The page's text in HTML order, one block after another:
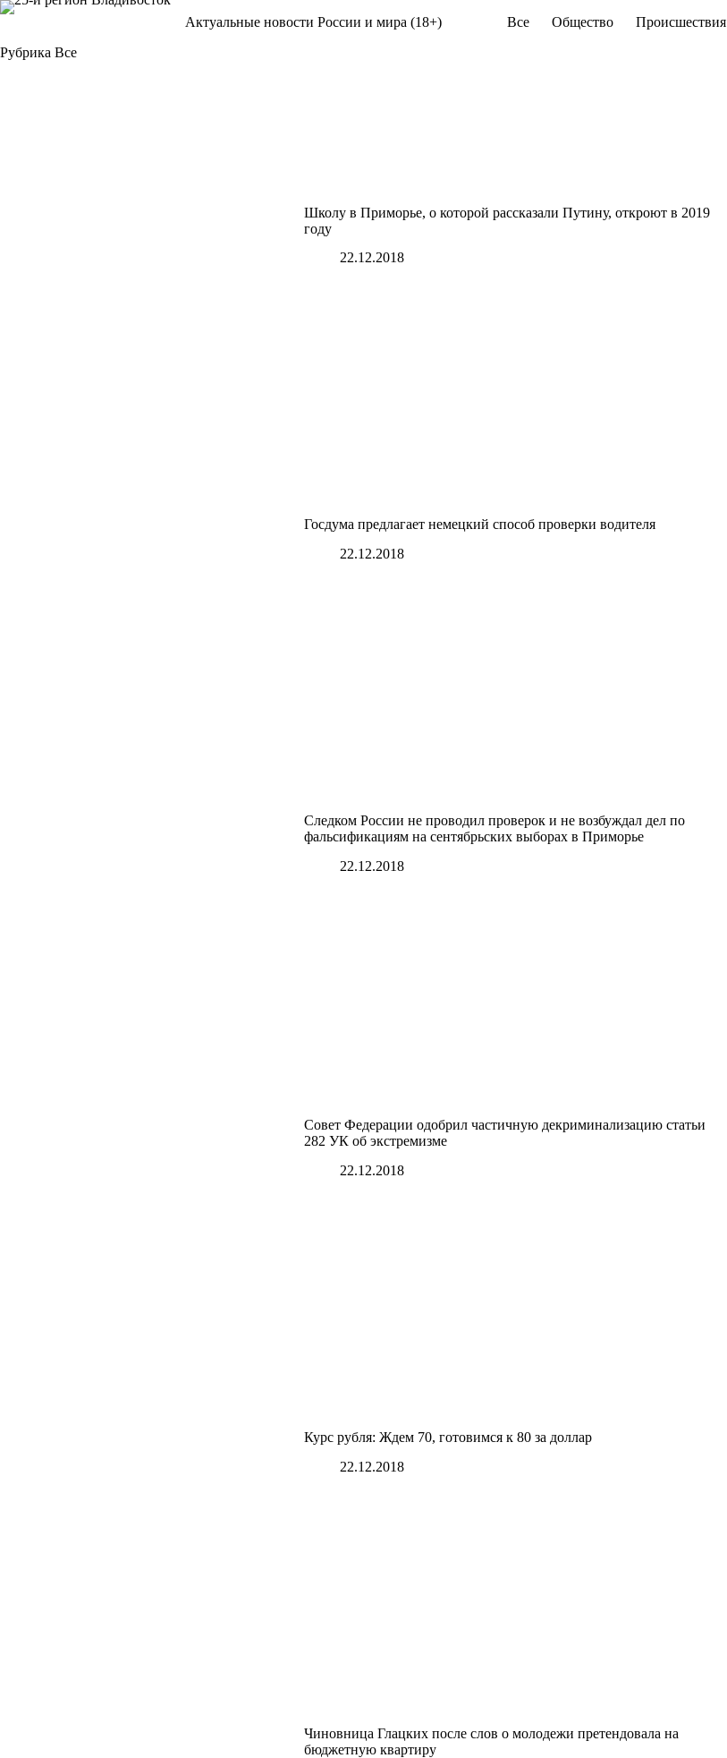
Перейти
Актуальные новости России и мира (18+) Все Общество Происшествия
Рубрика Все
Школу в Приморье, о которой рассказали Путину, откроют в 2019
году
22.12.2018
Госдума предлагает немецкий способ проверки водителя
22.12.2018
Следком России не проводил проверок и не возбуждал дел по
фальсификациям на сентябрьских выборах в Приморье
22.12.2018
Совет Федерации одобрил частичную декриминализацию статьи
282 УК об экстремизме
22.12.2018
Курс рубля: Ждем 70, готовимся к 80 за доллар
22.12.2018
Чиновница Глацких после слов о молодежи претендовала на
бюджетную квартиру